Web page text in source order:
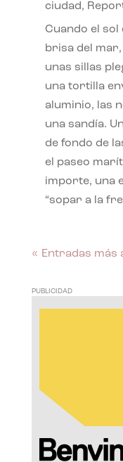
ciudad,
Cuando el sol
brisa del
unas sillas
una tortilla
aluminio, las
una sandía.
de fondo de
el paseo
importe, una
“sopar a la
« Entradas más
PUBLICIDAD